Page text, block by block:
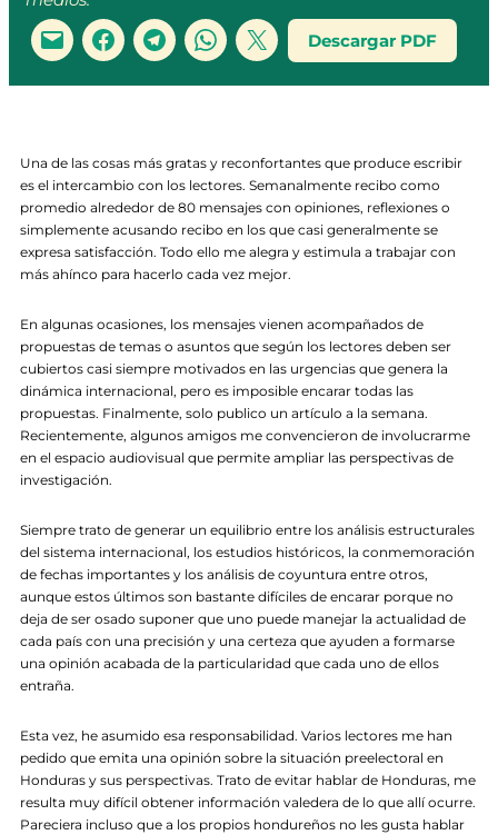
Descargar PDF
Una de las cosas más gratas y reconfortantes que produce escribir
es el intercambio con los lectores. Semanalmente recibo como
promedio alrededor de 80 mensajes con opiniones, reflexiones o
simplemente acusando recibo en los que casi generalmente se
expresa satisfacción. Todo ello me alegra y estimula a trabajar con
más ahínco para hacerlo cada vez mejor.
En algunas ocasiones, los mensajes vienen acompañados de
propuestas de temas o asuntos que según los lectores deben ser
cubiertos casi siempre motivados en las urgencias que genera la
dinámica internacional, pero es imposible encarar todas las
propuestas. Finalmente, solo publico un artículo a la semana.
Recientemente, algunos amigos me convencieron de involucrarme
en el espacio audiovisual que permite ampliar las perspectivas de
investigación.
Siempre trato de generar un equilibrio entre los análisis estructurales
del sistema internacional, los estudios históricos, la conmemoración
de fechas importantes y los análisis de coyuntura entre otros,
aunque estos últimos son bastante difíciles de encarar porque no
deja de ser osado suponer que uno puede manejar la actualidad de
cada país con una precisión y una certeza que ayuden a formarse
una opinión acabada de la particularidad que cada uno de ellos
entraña.
Esta vez, he asumido esa responsabilidad. Varios lectores me han
pedido que emita una opinión sobre la situación preelectoral en
Honduras y sus perspectivas. Trato de evitar hablar de Honduras, me
resulta muy difícil obtener información valedera de lo que allí ocurre.
Pareciera incluso que a los propios hondureños no les gusta hablar